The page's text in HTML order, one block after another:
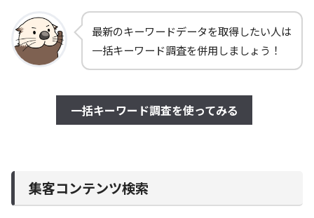
最新のキーワードデータを取得したい人は
一括キーワード調査を併用しましょう！
一括キーワード調査を使ってみる
集客コンテンツ検索